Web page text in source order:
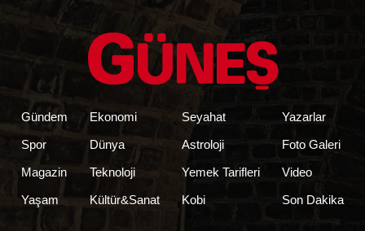
Gündem
Spor
Magazin
Yaşam
Ekonomi
Dünya
Teknoloji
Kültür&Sanat
Seyahat
Astroloji
Yemek Tarifleri
Kobi
Yazarlar
Foto Galeri
Video
Son Dakika